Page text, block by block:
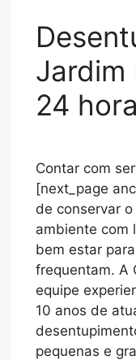
Jardim
24
Contar com
[next_page
de conservar
ambiente com
bem estar
frequentam. A
equipe
10 anos de
pequenas e